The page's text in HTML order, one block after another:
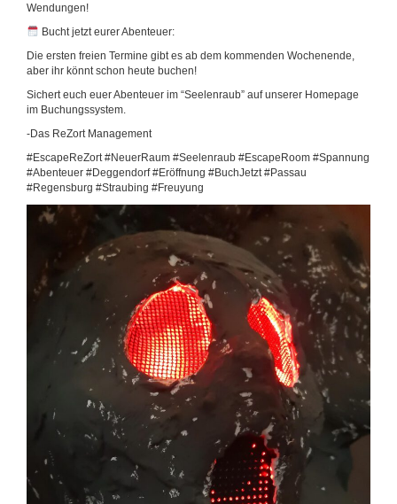
Wendungen!
Bucht jetzt eurer Abenteuer:
Die ersten freien Termine gibt es ab dem kommenden Wochenende,
aber ihr könnt schon heute buchen!
Sichert euch euer Abenteuer im “Seelenraub” auf unserer Homepage
im Buchungssystem.
-Das ReZort Management
#EscapeReZort #NeuerRaum #Seelenraub #EscapeRoom #Spannung
#Abenteuer #Deggendorf #Eröffnung #BuchJetzt #Passau
#Regensburg #Straubing #Freuyung